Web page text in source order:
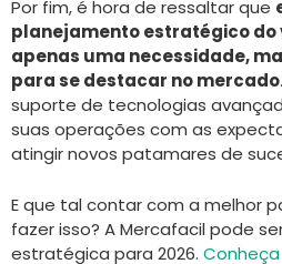
Por fim, é hora de ressaltar que
planejamento estratégico do
apenas uma necessidade,
para se destacar no mercado
suporte de tecnologias
suas operações com as
atingir novos patamares de
E que tal contar com a melhor
fazer isso? A Mercafacil pode
estratégica para 2026.